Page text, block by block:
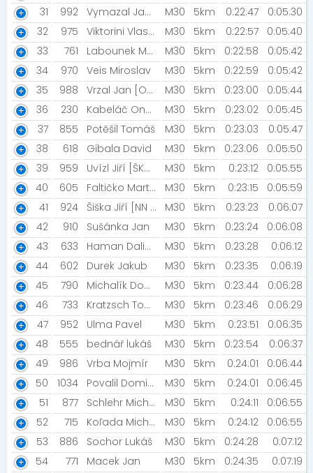
31 992 Vymazal Jan [SKS] M30 5km 0:22:47
0:05:30
32
975 Viktorini Vlastimil [MK Seitl Ostrava] M30 5km 0:22:57
0:05:40
33
761 Labounek Martin M30 5km 0:22:58
0:05:42
34
970 Veis Miroslav M30 5km 0:22:59
0:05:42
35
988 Vrzal Jan [Ostrovrealit] M30 5km 0:23:00
0:05:44
36
230 Kabeláč Ondřej M30 5km 0:23:02
0:05:45
37
855 Potěšil Tomáš M30 5km 0:23:03
0:05:47
38
618 Gibala David M30 5km 0:23:06
0:05:50
39
959 Uvízl Jiří [ŠKODA PARS] M30 5km 0:23:12
0:05:55
40
605 Faltičko Martin M30 5km 0:23:15
0:05:59
41
924 Šiška Jiří [NN Night Run Team] M30 5km 0:23:23
0:06:07
42
910 Sušánka Jan M30 5km 0:23:24
0:06:08
43
633 Haman Dalibor Tomáš [ESN UP Olomouc] M30 5km 0:23:28
0:06:12
44
602 Durek Jakub M30 5km 0:23:35
0:06:19
45
790 Michalík Dominik M30 5km 0:23:44
0:06:28
46
733 Kratzsch Tobias M30 5km 0:23:46
0:06:29
47
952 Ulma Pavel M30 5km 0:23:51
0:06:35
48
555 bednář lukáš M30 5km 0:23:54
0:06:37
49
986 Vrba Mojmír M30 5km 0:24:01
0:06:44
50
1034 Povalil Dominik M30 5km 0:24:01
0:06:45
51
877 Schlehr Michal M30 5km 0:24:11
0:06:55
52
715 Koľada Michal M30 5km 0:24:12
0:06:55
53
886 Sochor Lukáš M30 5km 0:24:28
0:07:12
54
771 Macek Jan M30 5km 0:24:35
0:07:19